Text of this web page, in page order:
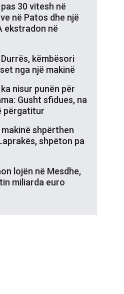
30 vitesh në
në Patos dhe një
ekstradon në
këmbësori
nga një makinë
nisur punën për
Gusht sfidues, na
përgatitur
shpërthen
shpëton pa
lojën në Mesdhe,
miliarda euro